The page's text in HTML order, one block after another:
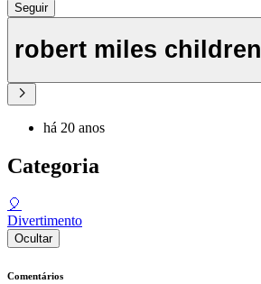
Seguir
robert miles children
há 20 anos
Categoria
🎈
Divertimento
Ocultar
Comentários